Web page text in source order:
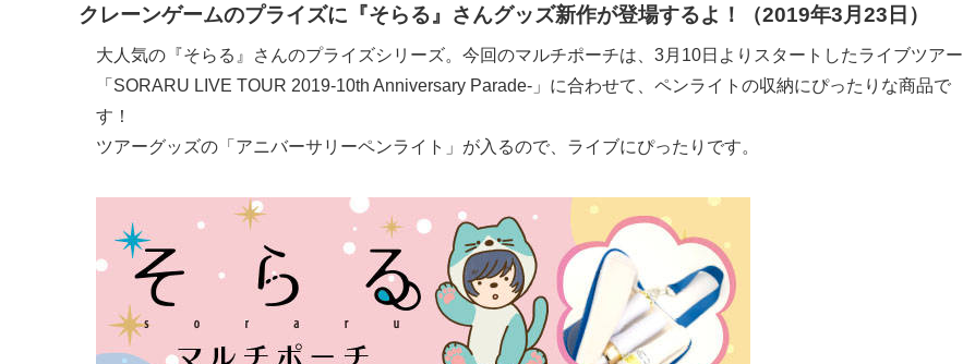
クレーンゲームのプライズに『そらる』さんグッズ新作が登場するよ！（2019年3月23日）
大人気の『そらる』さんのプライズシリーズ。今回のマルチポーチは、3月10日よりスタートしたライブツアー
「SORARU LIVE TOUR 2019-10th Anniversary Parade-」に合わせて、ペンライトの収納にぴったりな商品で
す！
ツアーグッズの「アニバーサリーペンライト」が入るので、ライブにぴったりです。